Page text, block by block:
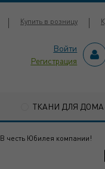
Купить в розницу
Войти
Регистрация
ТКАНИ ДЛЯ ДОМА
В честь Юбилея компании!